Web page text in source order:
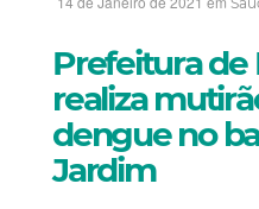
Prefeitura de
realiza
dengue no
Jardim